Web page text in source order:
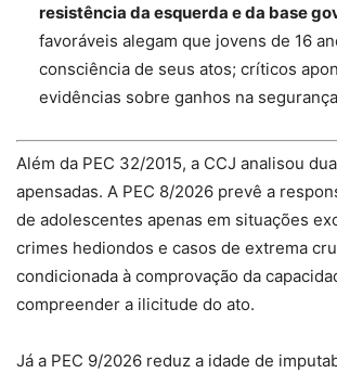
resistência da esquerda e da base
favoráveis alegam que jovens de 16
consciência de seus atos; críticos
evidências sobre ganhos na
Além da PEC 32/2015, a CCJ analisou
apensadas. A PEC 8/2026 prevê a
de adolescentes apenas em situações
crimes hediondos e casos de extrema
condicionada à comprovação da
compreender a ilicitude do ato.
Já a PEC 9/2026 reduz a idade de